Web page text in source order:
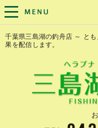
千葉県三島湖の釣舟店 ～ と
果を配信します。